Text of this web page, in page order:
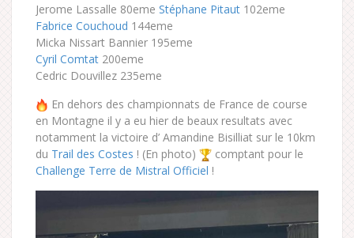
Jerome Lassalle 80eme Stéphane Pitaut 102eme
Fabrice Couchoud 144eme
Micka Nissart Bannier 195eme
Cyril Comtat 200eme
Cedric Douvillez 235eme
En dehors des championnats de France de course
en Montagne il y a eu hier de beaux resultats avec
notamment la victoire d’ Amandine Bisilliat sur le 10km
du Trail des Costes ! (En photo)
comptant pour le
Challenge Terre de Mistral Officiel !